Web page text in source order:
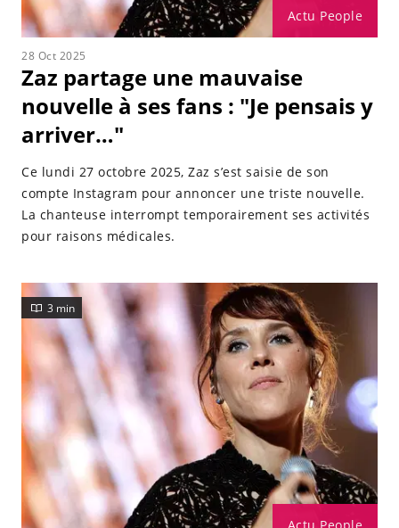
Actu People
28 Oct 2025
Zaz partage une mauvaise
nouvelle à ses fans : "Je pensais y
arriver…"
Ce lundi 27 octobre 2025, Zaz s’est saisie de son
compte Instagram pour annoncer une triste nouvelle.
La chanteuse interrompt temporairement ses activités
pour raisons médicales.
3 min